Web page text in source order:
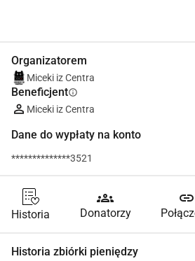
Organizatorem
Miceki iz Centra
Beneficjentinfo
Miceki iz Centra
Dane do wypłaty na konto
**************3521
Historia
groups
Donatorzy
link
Historia zbiórki pieniędzy